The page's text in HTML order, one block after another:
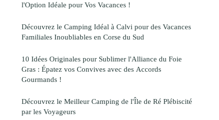
l'Option Idéale pour Vos Vacances !
Découvrez le Camping Idéal à Calvi pour des Vacances
Familiales Inoubliables en Corse du Sud
10 Idées Originales pour Sublimer l'Alliance du Foie
Gras : Épatez vos Convives avec des Accords
Gourmands !
Découvrez le Meilleur Camping de l'Île de Ré Plébiscité
par les Voyageurs